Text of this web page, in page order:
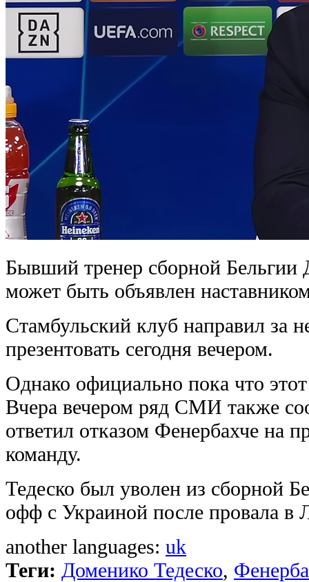
Бывший тренер сборной Бельгии
может быть объявлен
Стамбульский клуб направил за
презентовать сегодня вечером.
Однако официально пока что
Вчера вечером ряд СМИ также
ответил отказом Фенербахче на
команду.
Тедеско был уволен из сборной
офф с Украиной после провала
another languages: uk
Теги: Доменико Тедеско,